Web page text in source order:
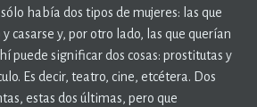
había dos tipos de mujeres: las que
casarse y, por otro lado, las que querían
puede significar dos cosas: prostitutas y
Es decir, teatro, cine, etcétera. Dos
estas dos últimas, pero que